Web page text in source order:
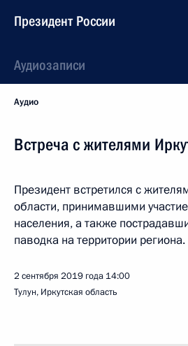
Президент России
Аудиозаписи
Аудио
Встреча с жителями
Президент встретился с
области, принимавшими
населения, а также
паводка на территории региона.
2 сентября 2019 года 14:00
Тулун, Иркутская область